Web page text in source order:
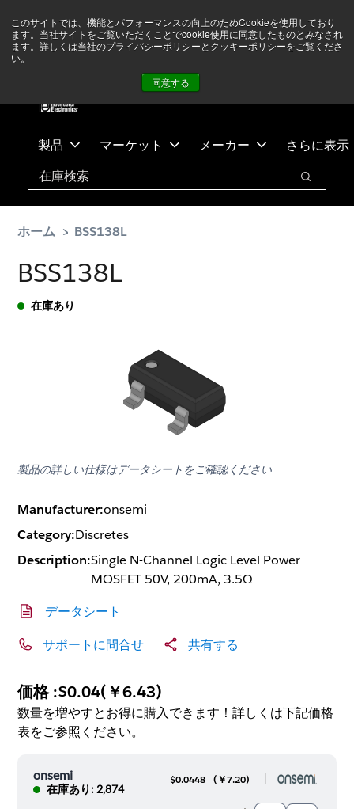
このサイトでは、機能とパフォーマンスの向上のためCookieを使用しており
ます。当社サイトをご覧いただくことでcookie使用に同意したものとみなされ
ます。詳しくは当社のプライバシーポリシーとクッキーポリシーをご覧くださ
い。
同意する
テ
ス
ありません 詳しい情報はこちら➜
製品 マーケット メーカー さらに表示
検索
検索
ホーム BSS138L
BSS138L
在庫あり
製品の詳しい仕様はデータシートをご確認ください
Manufacturer:onsemi
Category:Discretes
Description:Single N-Channel Logic Level Power
MOSFET 50V, 200mA, 3.5Ω
データシート
サポートに問合せ 共有する
価格 :$0.04(￥6.43)
数量を増やすとお得に購入できます！詳しくは下記価格
表をご参照ください。
onsemi
在庫あり: 2,874
$0.0448 ( ￥7.20)